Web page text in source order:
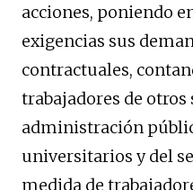
acciones, poniendo
exigencias sus
contractuales,
trabajadores de otros
administración
universitarios y del
medida de